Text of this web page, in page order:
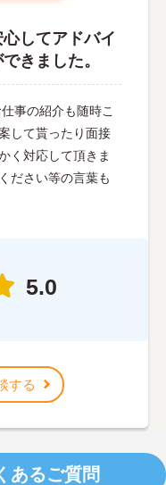
してアドバイ
きました。
事の紹介も随時こ
して貰ったり面接
く対応して頂きま
ださい等の言葉も
5.0
する
あるご質問